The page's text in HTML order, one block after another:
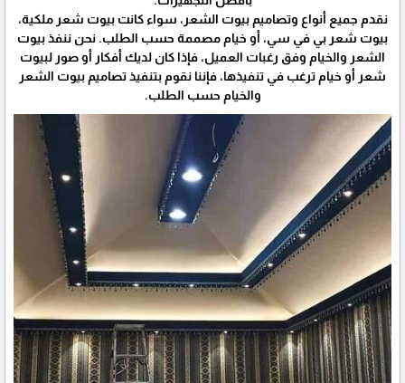
نقدم جميع أنواع وتصاميم بيوت الشعر، سواء كانت بيوت شعر ملكية،
بيوت شعر بي في سي، أو خيام مصممة حسب الطلب. نحن ننفذ بيوت
الشعر والخيام وفق رغبات العميل، فإذا كان لديك أفكار أو صور لبيوت
شعر أو خيام ترغب في تنفيذها، فإننا نقوم بتنفيذ تصاميم بيوت الشعر
والخيام حسب الطلب.